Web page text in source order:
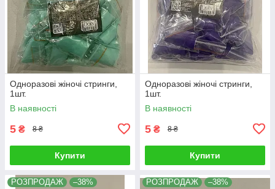
Одноразові жіночі стринги,
1шт.
В наявності
5 ₴ 8 ₴
Купити
Одноразові жіночі стринги,
1шт.
В наявності
5 ₴ 8 ₴
Купити
РОЗПРОДАЖ –38% РОЗПРОДАЖ –38%